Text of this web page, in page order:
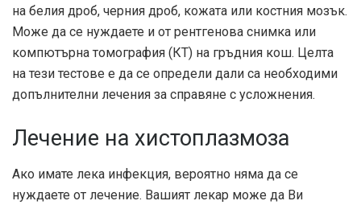
на белия дроб, черния дроб, кожата или костния мозък.
Може да се нуждаете и от рентгенова снимка или
компютърна томография (КТ) на гръдния кош. Целта
на тези тестове е да се определи дали са необходими
допълнителни лечения за справяне с усложнения.
Лечение на хистоплазмоза
Ако имате лека инфекция, вероятно няма да се
нуждаете от лечение. Вашият лекар може да Ви